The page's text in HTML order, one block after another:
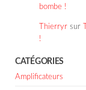
bombe !
Thierryr sur
!
CATÉGORIES
Amplificateurs